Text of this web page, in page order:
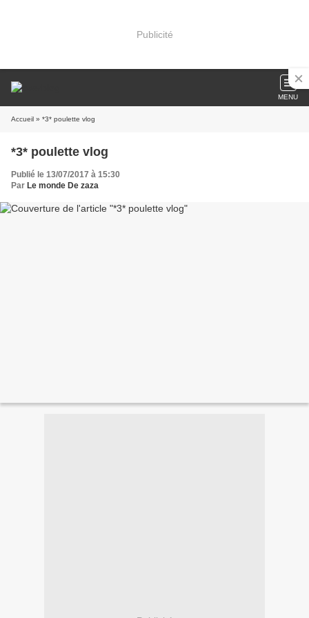
Publicité
MENU
Accueil » *3* poulette vlog
*3* poulette vlog
Publié le 13/07/2017 à 15:30
Par Le monde De zaza